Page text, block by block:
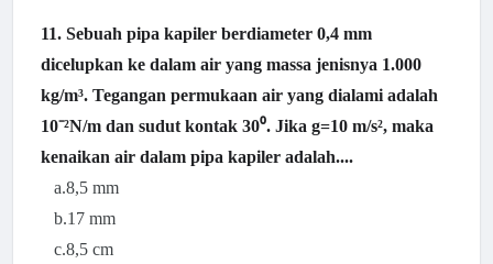
11. Sebuah pipa kapiler berdiameter 0,4 mm
dicelupkan ke dalam air yang massa jenisnya 1.000
kg/m³. Tegangan permukaan air yang dialami adalah
10⁻²N/m dan sudut kontak 30⁰. Jika g=10 m/s², maka
kenaikan air dalam pipa kapiler adalah....
a.8,5 mm
b.17 mm
c.8,5 cm